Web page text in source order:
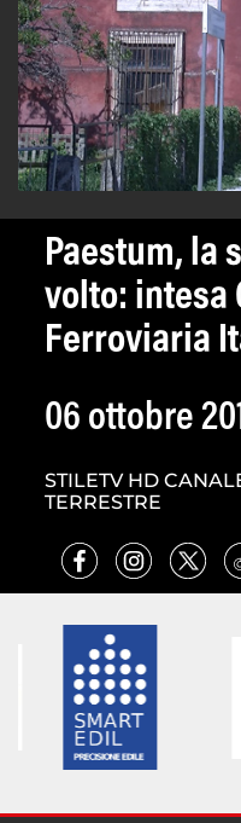
Paestum, la
volto: intesa
Ferroviaria
06 ottobre
STILETV HD
TERRESTRE